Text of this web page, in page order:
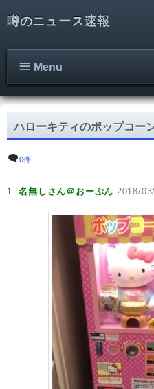
噂のニュース速報
Menu
ハローキティのポップコー
0件
1:名無しさん＠おーぷん 2018/